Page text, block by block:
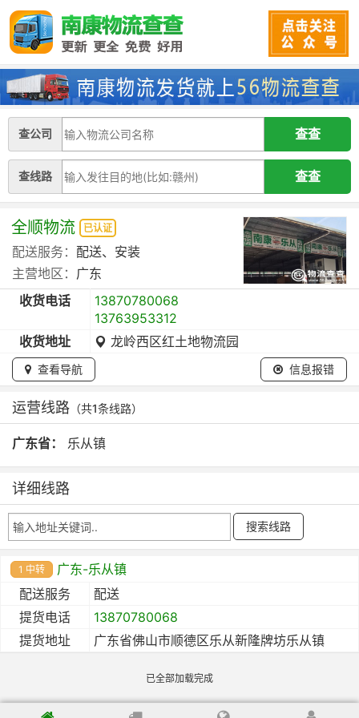
查公司
查线路
全顺物流 已认证
配送服务： 配送、安装
主营地区： 广东
收货电话
13870780068
13763953312
收货地址
龙岭西区红土地物流园
查看导航 信息报错
运营线路 （共1条线路）
广东省： 乐从镇
详细线路
1 中转
广东-乐从镇
配送服务
配送
提货电话
13870780068
提货地址
广东省佛山市顺德区乐从新隆牌坊乐从镇
已全部加载完成